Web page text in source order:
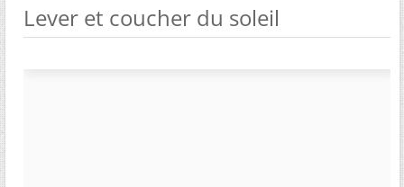
Lever et coucher du soleil